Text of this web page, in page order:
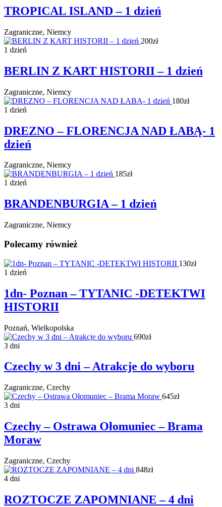
TROPICAL ISLAND – 1 dzień
Zagraniczne, Niemcy
200zł
1 dzień
BERLIN Z KART HISTORII – 1 dzień
Zagraniczne, Niemcy
180zł
1 dzień
DREZNO – FLORENCJA NAD ŁABĄ- 1
dzień
Zagraniczne, Niemcy
185zł
1 dzień
BRANDENBURGIA – 1 dzień
Zagraniczne, Niemcy
Polecamy również
130zł
1 dzień
1dn- Poznan – TYTANIC -DETEKTWI
HISTORII
Poznań, Wielkopolska
690zł
3 dni
Czechy w 3 dni – Atrakcje do wyboru
Zagraniczne, Czechy
645zł
3 dni
Czechy – Ostrawa Ołomuniec – Brama
Moraw
Zagraniczne, Czechy
848zł
4 dni
ROZTOCZE ZAPOMNIANE – 4 dni